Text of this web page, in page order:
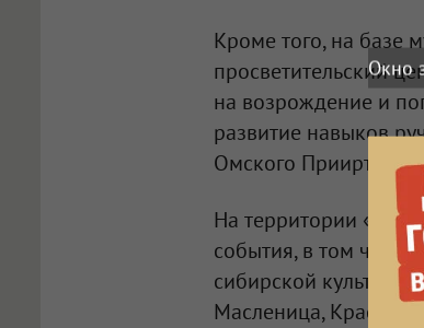
Кроме того, на базе
просветительский
на возрождение и
развитие навыков
Омского
На территории
события, в том
сибирской культуры
Масленица, Красная
Окно